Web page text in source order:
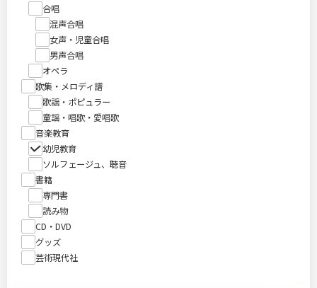
合唱
混声合唱
女声・児童合唱
男声合唱
オペラ
歌集・メロディ譜
歌謡・ポピュラー
童謡・唱歌・愛唱歌
音楽教育
幼児教育
ソルフェージュ、聴音
書籍
専門書
読み物
CD・DVD
グッズ
芸術現代社